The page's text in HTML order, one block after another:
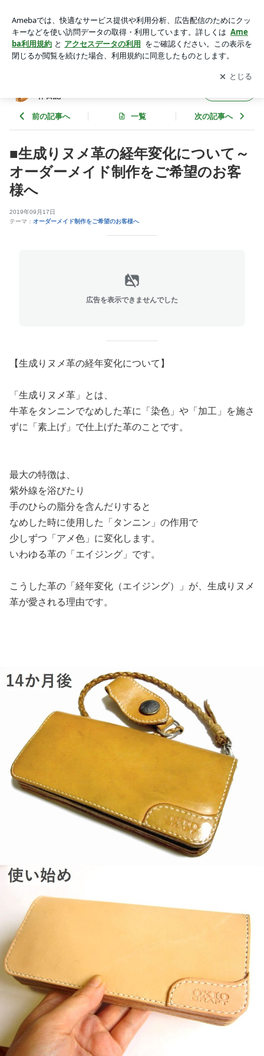
希望のお客様へ | OXIO－CRAFT（オキクラ）の「革雑貨」制
作日記
アプリをダウンロードして ブログの更新通知
を受け取りまし
ょう。
開く
作日記
前の記事へ 一覧 次の記事へ
■生成りヌメ革の経年変化について～
オーダーメイド制作をご希望のお客
様へ
2019年09月17日
テーマ： オーダーメイド制作をご希望のお客様へ
広告を表示できませんでした
【生成りヌメ革の経年変化について】
「生成りヌメ革」とは、
牛革をタンニンでなめした革に「染色」や「加工」を施さ
ずに「素上げ」で仕上げた革のことです。
最大の特徴は、
紫外線を浴びたり
手のひらの脂分を含んだりすると
なめした時に使用した「タンニン」の作用で
少しずつ「アメ色」に変化します。
いわゆる革の「エイジング」です。
こうした革の「経年変化（エイジング）」が、生成りヌメ
革が愛される理由です。